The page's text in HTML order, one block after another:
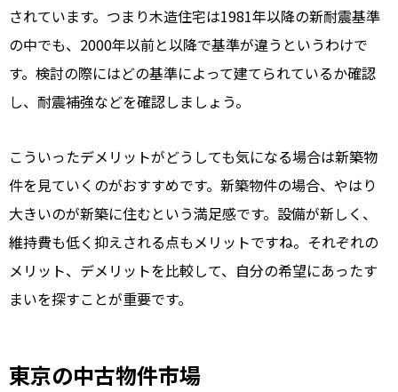
されています。つまり木造住宅は1981年以降の新耐震基準
の中でも、2000年以前と以降で基準が違うというわけで
す。検討の際にはどの基準によって建てられているか確認
し、耐震補強などを確認しましょう。
こういったデメリットがどうしても気になる場合は新築物
件を見ていくのがおすすめです。新築物件の場合、やはり
大きいのが新築に住むという満足感です。設備が新しく、
維持費も低く抑えされる点もメリットですね。それぞれの
メリット、デメリットを比較して、自分の希望にあったす
まいを探すことが重要です。
東京の中古物件市場